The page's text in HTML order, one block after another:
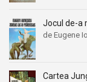
Jocul de-a
de Eugene
Cartea